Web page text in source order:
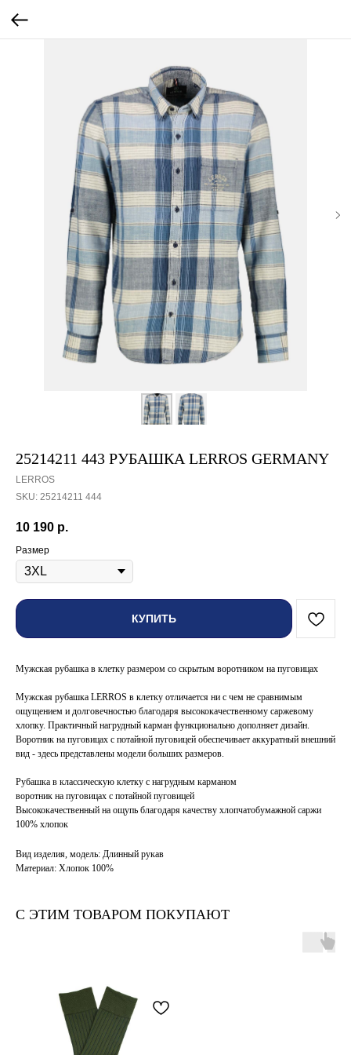
25214211 443 РУБАШКА LERROS GERMANY
LERROS
SKU: 25214211 444
10 190 р.
Размер
КУПИТЬ
Мужская рубашка в клетку размером со скрытым воротником на пуговицах
Мужская рубашка LERROS в клетку отличается ни с чем не сравнимым
ощущением и долговечностью благодаря высококачественному саржевому
хлопку. Практичный нагрудный карман функционально дополняет дизайн.
Воротник на пуговицах с потайной пуговицей обеспечивает аккуратный внешний
вид - здесь представлены модели больших размеров.
Рубашка в классическую клетку с нагрудным карманом
воротник на пуговицах с потайной пуговицей
Высококачественный на ощупь благодаря качеству хлопчатобумажной саржи
100% хлопок
Вид изделия, модель: Длинный рукав
Материал: Хлопок 100%
С ЭТИМ ТОВАРОМ ПОКУПАЮТ